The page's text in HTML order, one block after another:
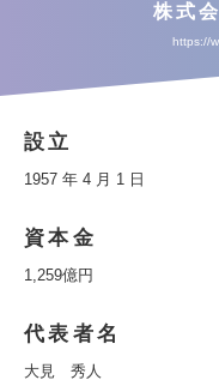
株式
https://
設立
1957 年 4 月 1 日
資本金
1,259億円
代表者名
大見 秀人